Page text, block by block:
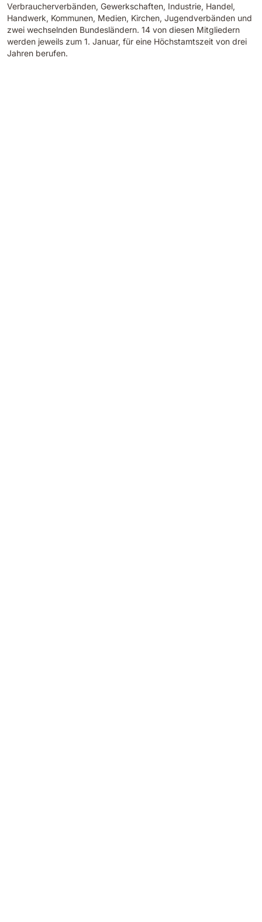
Verbraucherverbänden, Gewerkschaften, Industrie, Handel,
Handwerk, Kommunen, Medien, Kirchen, Jugendverbänden und
zwei wechselnden Bundesländern. 14 von diesen Mitgliedern
werden jeweils zum 1. Januar, für eine Höchstamtszeit von drei
Jahren berufen.